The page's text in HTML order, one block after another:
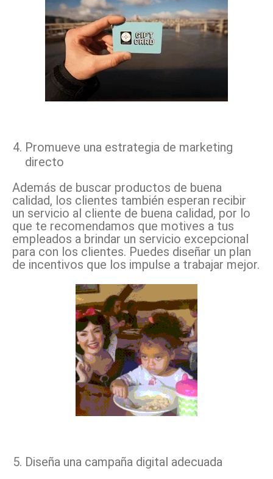
Promueve una estrategia de marketing
directo
Además de buscar productos de buena
calidad, los clientes también esperan recibir
un servicio al cliente de buena calidad, por lo
que te recomendamos que motives a tus
empleados a brindar un servicio excepcional
para con los clientes. Puedes diseñar un plan
de incentivos que los impulse a trabajar mejor.
Diseña una campaña digital adecuada